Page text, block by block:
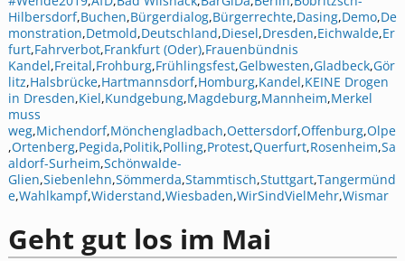
Hilbersdorf,Buchen,Bürgerdialog,Bürgerrechte,Dasing,Demo,De
monstration,Detmold,Deutschland,Diesel,Dresden,Eichwalde,Er
furt,Fahrverbot,Frankfurt (Oder),Frauenbündnis
Kandel,Freital,Frohburg,Frühlingsfest,Gelbwesten,Gladbeck,Gör
litz,Halsbrücke,Hartmannsdorf,Homburg,Kandel,KEINE Drogen
in Dresden,Kiel,Kundgebung,Magdeburg,Mannheim,Merkel
muss
weg,Michendorf,Mönchengladbach,Oettersdorf,Offenburg,Olpe
,Ortenberg,Pegida,Politik,Polling,Protest,Querfurt,Rosenheim,Sa
aldorf-Surheim,Schönwalde-
Glien,Siebenlehn,Sömmerda,Stammtisch,Stuttgart,Tangermünd
e,Wahlkampf,Widerstand,Wiesbaden,WirSindVielMehr,Wismar
Geht gut los im Mai